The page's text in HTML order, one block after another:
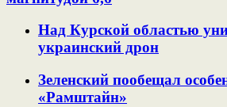
Над Курской областью
украинский дрон
Зеленский пообещал
«Рамштайн»